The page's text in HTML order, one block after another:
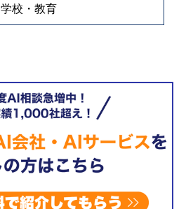
学校・教育